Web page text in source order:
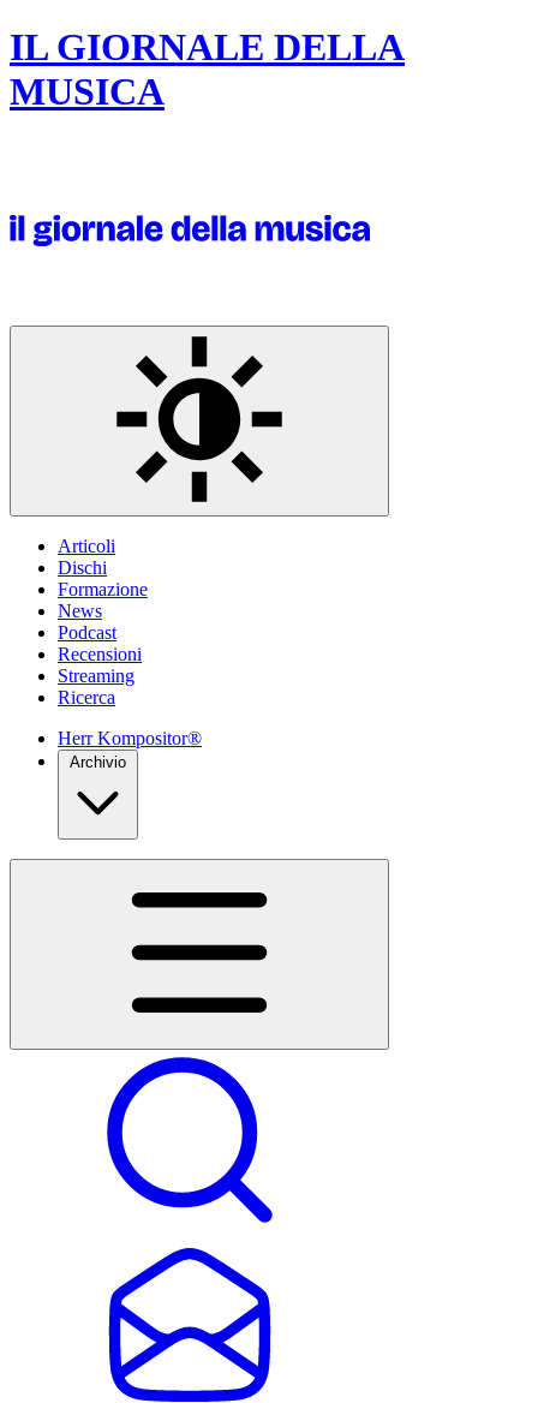
IL GIORNALE DELLA
MUSICA
Articoli
Dischi
Formazione
News
Podcast
Recensioni
Streaming
Ricerca
Herr Kompositor®
Archivio